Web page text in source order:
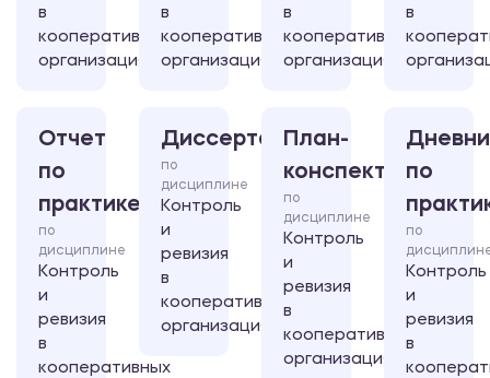
в
кооперативных
организациях
в
кооперативных
организациях
в
кооперативных
организациях
в
Отчет
по
практике
по
дисциплине
Контроль
и
ревизия
в
кооперативных
Диссертация
по
дисциплине
Контроль
и
ревизия
в
кооперативных
организациях
План-
конспект
по
дисциплине
Контроль
и
ревизия
в
кооперативных
организациях
по
по
Контроль
и
ревизия
в